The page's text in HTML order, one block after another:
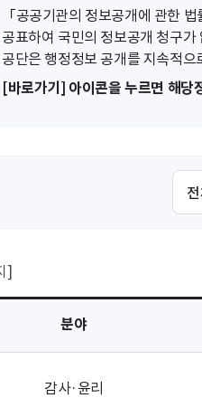
「공공기관의 정보공개에 관한
공표하여 국민의 정보공개 청구
공단은 행정정보 공개를 지속적
[바로가기] 아이콘을 누르면 해당
]
분야
감사·윤리